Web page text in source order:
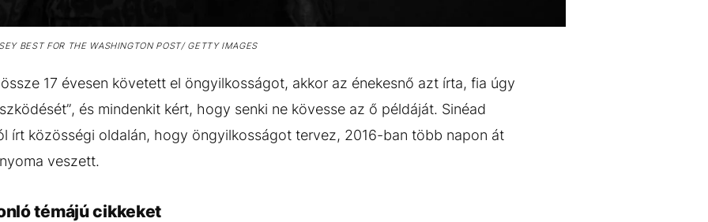
BEST FOR THE WASHINGTON POST/ GETTY IMAGES
17 évesen követett el öngyilkosságot, akkor az énekesnő azt írta, fia úgy
és mindenkit kért, hogy senki ne kövesse az ő példáját. Sinéad
írt közösségi oldalán, hogy öngyilkosságot tervez, 2016-ban több napon át
veszett.
témájú cikkeket